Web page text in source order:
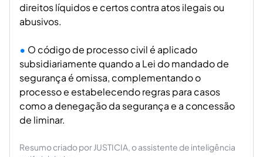
direitos líquidos e certos contra atos ilegais ou
abusivos.
O código de processo civil é aplicado
subsidiariamente quando a Lei do mandado de
segurança é omissa, complementando o
processo e estabelecendo regras para casos
como a denegação da segurança e a concessão
de liminar.
Resumo criado por JUSTICIA, o assistente de inteligência